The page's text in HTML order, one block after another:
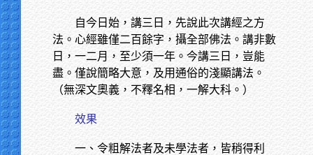
自今日始，講三日，先說此次講經之方
法。心經雖僅二百餘字，攝全部佛法。講非數
日，一二月，至少須一年。今講三日，豈能
盡。僅說簡略大意，及用通俗的淺顯講法。
（無深文奧義，不釋名相，一解大科。）
效果
一、令粗解法者及未學法者，皆稍得利